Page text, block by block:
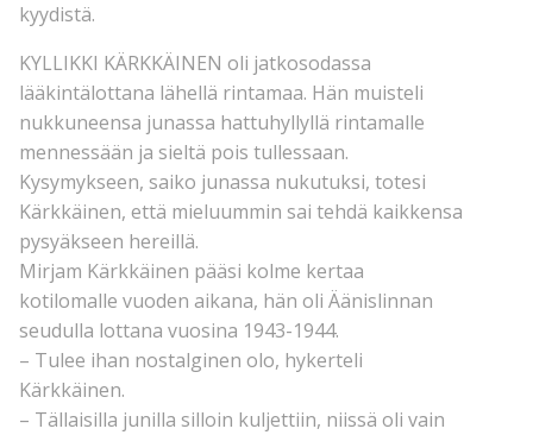
kyydistä.
KYLLIKKI KÄRKKÄINEN oli jatkosodassa
lääkintälottana lähellä rintamaa. Hän muisteli
nukkuneensa junassa hattuhyllyllä rintamalle
mennessään ja sieltä pois tullessaan.
Kysymykseen, saiko junassa nukutuksi, totesi
Kärkkäinen, että mieluummin sai tehdä kaikkensa
pysyäkseen hereillä.
Mirjam Kärkkäinen pääsi kolme kertaa
kotilomalle vuoden aikana, hän oli Äänislinnan
seudulla lottana vuosina 1943-1944.
– Tulee ihan nostalginen olo, hykerteli
Kärkkäinen.
– Tällaisilla junilla silloin kuljettiin, niissä oli vain